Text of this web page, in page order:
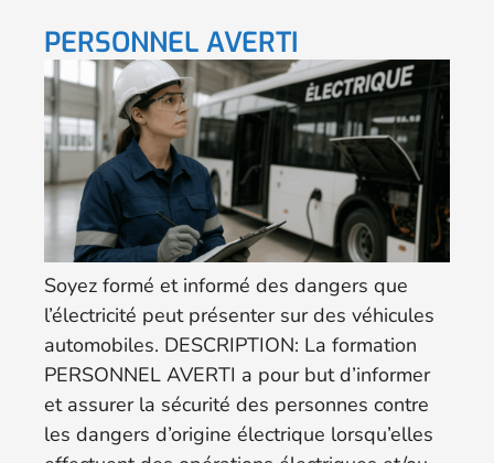
PERSONNEL AVERTI
Soyez formé et informé des dangers que
l’électricité peut présenter sur des véhicules
automobiles. DESCRIPTION: La formation
PERSONNEL AVERTI a pour but d’informer
et assurer la sécurité des personnes contre
les dangers d’origine électrique lorsqu’elles